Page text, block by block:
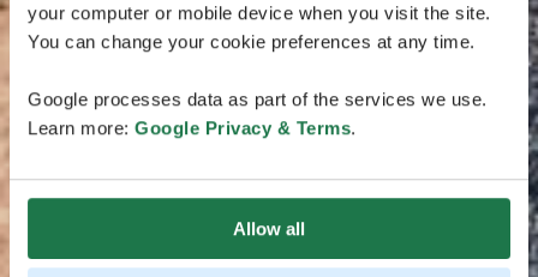
your computer or mobile device when you visit the site.
You can change your cookie preferences at any time.
Google processes data as part of the services we use.
Learn more: Google Privacy & Terms.
Allow all